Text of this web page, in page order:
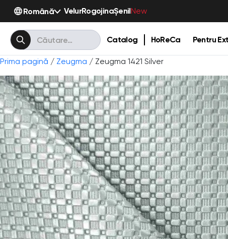
Română VelurRogojinaȘenilNew
Catalog HoReCa Pentru
Prima pagină / Zeugma / Zeugma 1421 Silver